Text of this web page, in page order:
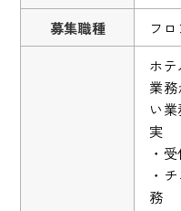
募集職種 フロ
ホ
業
い
実
・
・
務